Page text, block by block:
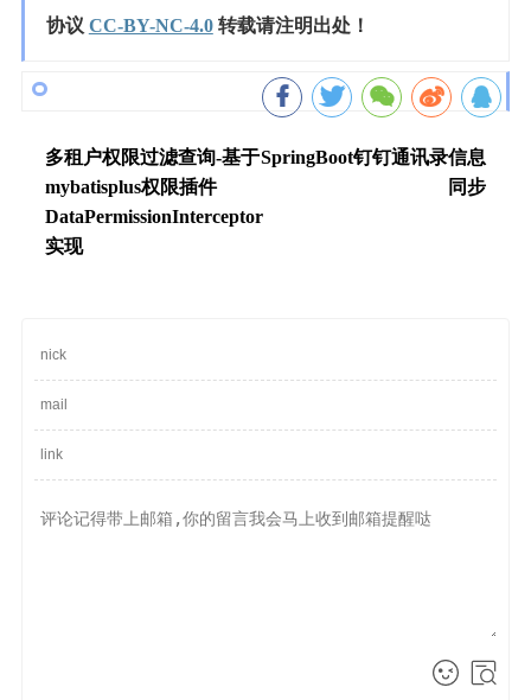
协议 CC-BY-NC-4.0转载请注明出处！
多租户权限过滤查询-基于
mybatisplus权限插件
DataPermissionInterceptor
实现
SpringBoot钉钉通讯录信息
同步